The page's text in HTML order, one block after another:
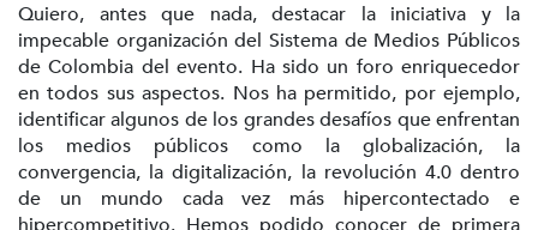
Quiero, antes que nada, destacar la iniciativa y la
impecable organización del Sistema de Medios Públicos
de Colombia del evento. Ha sido un foro enriquecedor
en todos sus aspectos. Nos ha permitido, por ejemplo,
identificar algunos de los grandes desafíos que enfrentan
los medios públicos como la globalización, la
convergencia, la digitalización, la revolución 4.0 dentro
de un mundo cada vez más hipercontectado e